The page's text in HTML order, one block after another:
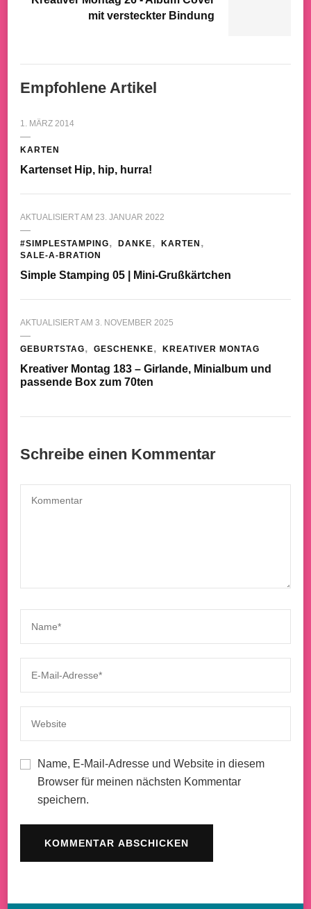
mit versteckter Bindung
Empfohlene Artikel
1. MÄRZ 2014
KARTEN
Kartenset Hip, hip, hurra!
AKTUALISIERT AM 23. JANUAR 2022
#SIMPLESTAMPING DANKE
KARTEN
SALE-A-BRATION
Simple Stamping 05 | Mini-Grußkärtchen
AKTUALISIERT AM 3. NOVEMBER 2025
GEBURTSTAG GESCHENKE KREATIVER MONTAG
Kreativer Montag 183 – Girlande, Minialbum und
passende Box zum 70ten
Schreibe einen Kommentar
Name, E-Mail-Adresse und Website in diesem
Browser für meinen nächsten Kommentar
speichern.